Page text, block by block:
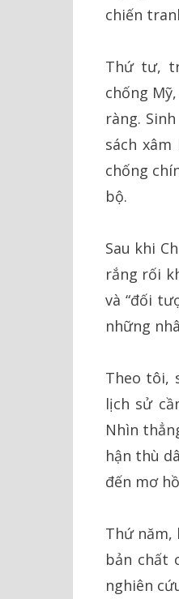
chiến
Thứ tư,
chống
ràng.
sách
chống
bộ.
Sau khi
rắng rối
và “đối
những
Theo tôi,
lịch sử
Nhìn
hận thù
đến mơ
Thứ năm,
bản chất
nghiên